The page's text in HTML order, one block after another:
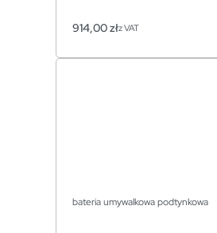
914,00złz VAT
bateria umywalkowa podtynkowa